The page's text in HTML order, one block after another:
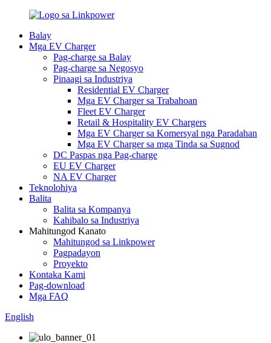
Balay
Mga EV Charger
Pag-charge sa Balay
Pag-charge sa Negosyo
Pinaagi sa Industriya
Residential EV Charger
Mga EV Charger sa Trabahoan
Fleet EV Charger
Retail & Hospitality EV Chargers
Mga EV Charger sa Komersyal nga Paradahan
Mga EV Charger sa mga Tinda sa Sugnod
DC Paspas nga Pag-charge
EU EV Charger
NA EV Charger
Teknolohiya
Balita
Balita sa Kompanya
Kahibalo sa Industriya
Mahitungod Kanato
Mahitungod sa Linkpower
Pagpadayon
Proyekto
Kontaka Kami
Pag-download
Mga FAQ
English